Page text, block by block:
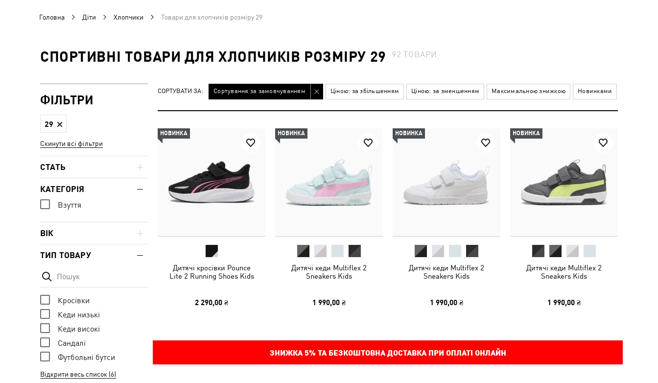
Головна Діти Хлопчики Товари для хлопчиків розміру 29
СПОРТИВНІ ТОВАРИ ДЛЯ ХЛОПЧИКІВ РОЗМІРУ 29 92ТОВАРИ
СОРТУВАТИ ЗА: Сортування за замовчуванням Ціною: за збільшенням Ціною: за зменшенням Максимальною знижкою Новинками
НОВИНКА
Дитячі кросівки Pounce
Lite 2 Running Shoes Kids
2 290,00 ₴
НОВИНКА
Дитячі кеди Multiflex 2
Sneakers Kids
1 990,00 ₴
НОВИНКА
Дитячі кеди Multiflex 2
Sneakers Kids
1 990,00 ₴
НОВИНКА
Дитячі кеди Multiflex 2
Sneakers Kids
1 990,00 ₴
ЗНИЖКА 5% ТА БЕЗКОШТОВНА ДОСТАВКА ПРИ ОПЛАТІ ОНЛАЙН
ФІЛЬТРИ
29
Скинути всі фільтри
СТАТЬ
КАТЕГОРІЯ
Взуття
ВІК
ТИП ТОВАРУ
Кросівки
Кеди низькі
Кеди високі
Сандалі
Футбольні бутси
Відкрити весь список (6)